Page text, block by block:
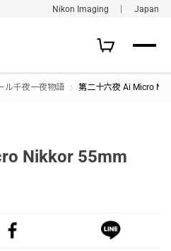
Nikon Imaging ｜ Japan
ル千夜一夜物語 第二十六夜 Ai Micro
Nikkor 55mm